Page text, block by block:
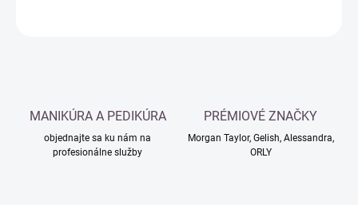
MANIKÚRA A PEDIKÚRA
objednajte sa ku nám na
profesionálne služby
PRÉMIOVÉ ZNAČKY
Morgan Taylor, Gelish, Alessandra,
ORLY